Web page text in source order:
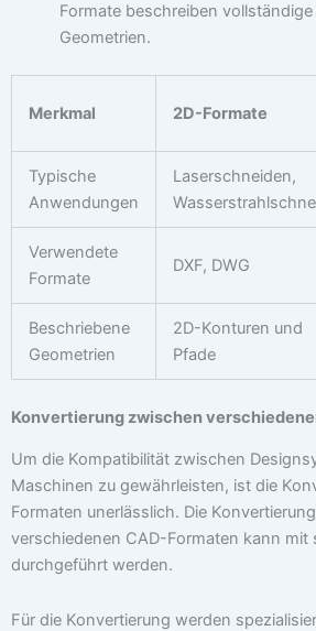
Formate beschreiben
Geometrien.
Merkmal 2D-Formate
Typische
Anwendungen
Laserschneiden,
Verwendete
Formate
DXF, DWG
Beschriebene
Geometrien
2D-Konturen und
Pfade
Konvertierung zwischen
Um die Kompatibilität zwischen
Maschinen zu gewährleisten, ist die
Formaten unerlässlich. Die
verschiedenen CAD-Formaten kann mit
durchgeführt werden.
Für die Konvertierung werden